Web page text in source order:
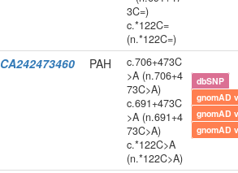
3C=)
c.*122C=
(n.*122C=)
CA242473460 PAH
c.706+473C
>A (n.706+4
73C>A)
c.691+473C
>A (n.691+4
73C>A)
c.*122C>A
(n.*122C>A)
dbSNP
gnomAD
gnomAD
gnomAD